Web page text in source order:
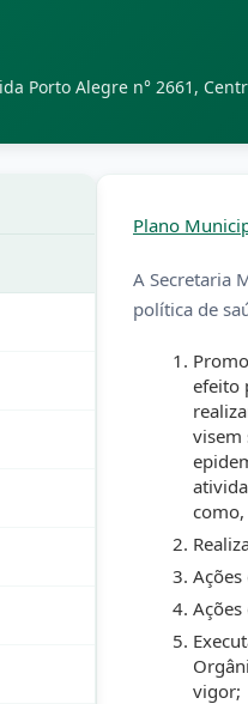
Porto Alegre n° 2661,
Plano
A Secretaria
política de
efeito
visem
Ações
vigor;